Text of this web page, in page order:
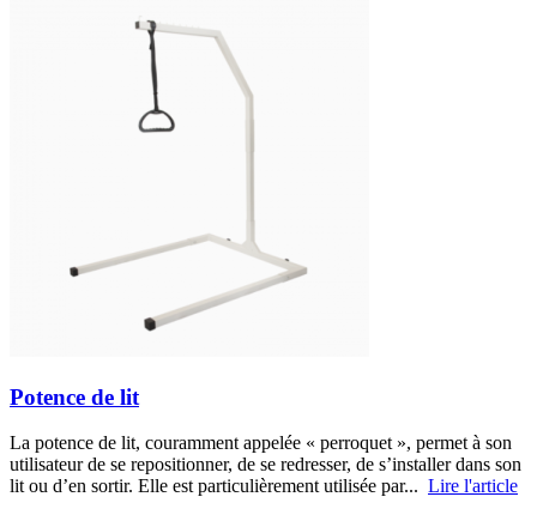
Potence de lit
La potence de lit, couramment appelée « perroquet », permet à son
utilisateur de se repositionner, de se redresser, de s’installer dans son
lit ou d’en sortir. Elle est particulièrement utilisée par... Lire l'article